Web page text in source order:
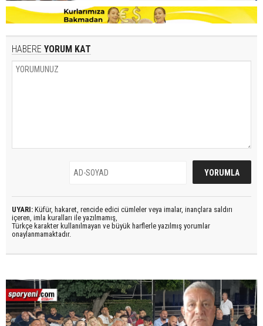
HABERE YORUM KAT
UYARI: Küfür, hakaret, rencide edici cümleler veya imalar, inançlara saldırı
içeren, imla kuralları ile yazılmamış,
Türkçe karakter kullanılmayan ve büyük harflerle yazılmış yorumlar
onaylanmamaktadır.